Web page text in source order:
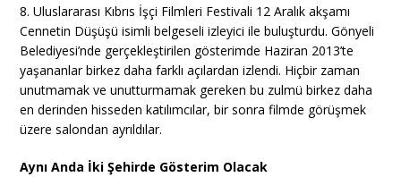
8. Uluslararası Kıbrıs İşçi Filmleri Festivali 12 Aralık akşamı
Cennetin Düşüşü isimli belgeseli izleyici ile buluşturdu. Gönyeli
Belediyesi’nde gerçekleştirilen gösterimde Haziran 2013’te
yaşananlar birkez daha farklı açılardan izlendi. Hiçbir zaman
unutmamak ve unutturmamak gereken bu zulmü birkez daha
en derinden hisseden katılımcılar, bir sonra filmde görüşmek
üzere salondan ayrıldılar.
Aynı Anda İki Şehirde Gösterim Olacak